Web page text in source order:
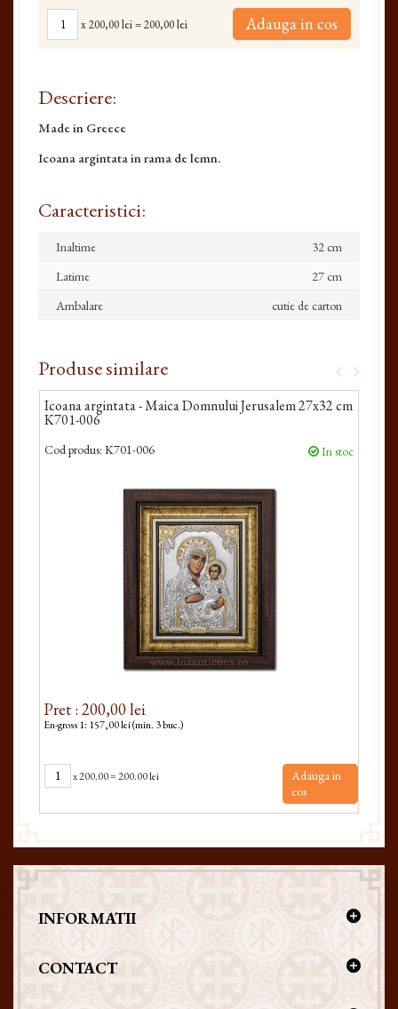
x200,00 lei=200,00 lei Adauga in cos
Descriere:
Made in Greece
Icoana argintata in rama de lemn.
Caracteristici:
Inaltime
32 cm
Latime
27 cm
Ambalare
cutie de carton
Produse similare
Icoana argintata - Maica Domnului Jerusalem 27x32 cm
K701-006
Cod produs: K701-006 In stoc
Pret : 200,00 lei
En-gross 1: 157,00 lei (min. 3 buc.)
x200.00=200.00 lei
Adauga in
cos
INFORMATII
CONTACT